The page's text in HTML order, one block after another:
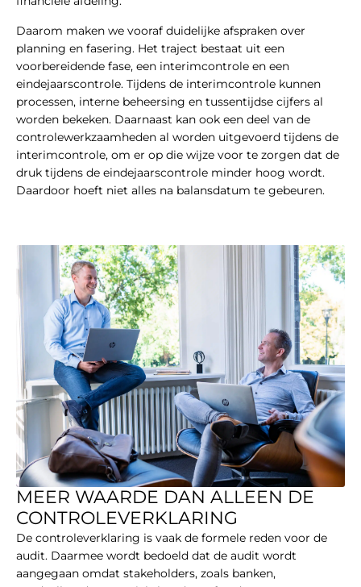
Daarom maken we vooraf duidelijke afspraken over
planning en fasering. Het traject bestaat uit een
voorbereidende fase, een interimcontrole en een
eindejaarscontrole. Tijdens de interimcontrole kunnen
processen, interne beheersing en tussentijdse cijfers al
worden bekeken. Daarnaast kan ook een deel van de
controlewerkzaamheden al worden uitgevoerd tijdens de
interimcontrole, om er op die wijze voor te zorgen dat de
druk tijdens de eindejaarscontrole minder hoog wordt.
Daardoor hoeft niet alles na balansdatum te gebeuren.
MEER WAARDE DAN ALLEEN DE
CONTROLEVERKLARING
De controleverklaring is vaak de formele reden voor de
audit. Daarmee wordt bedoeld dat de audit wordt
aangegaan omdat stakeholders, zoals banken,